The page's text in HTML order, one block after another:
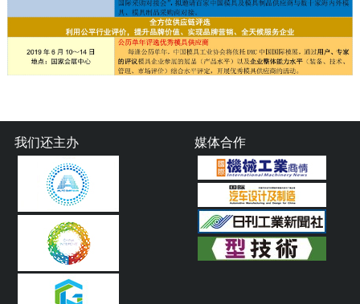
媒体合作
我们还主办